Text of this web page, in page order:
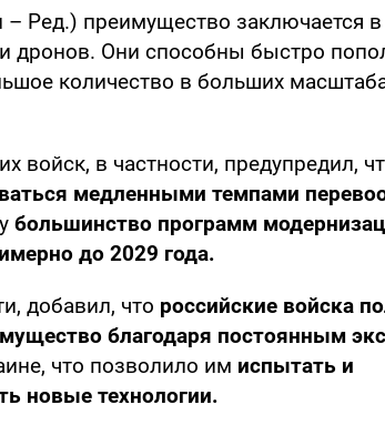
Ред.) преимущество заключается в
дронов. Они способны быстро
количество в больших
войск, в частности, предупредил,
медленными темпами
большинство программ
до 2029 года.
добавил, что российские войска
благодаря постоянным
что позволило им испытать и
новые технологии.